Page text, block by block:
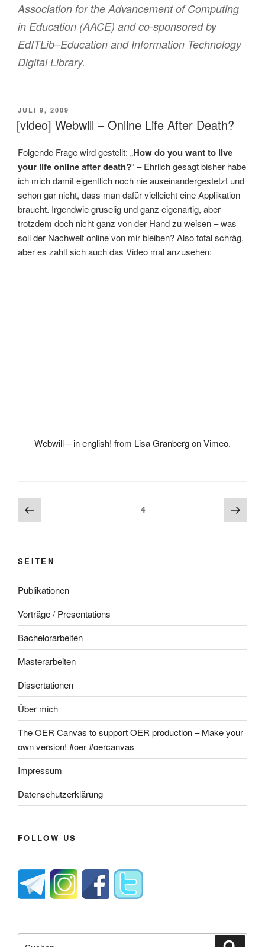
Association for the Advancement of Computing
in Education (AACE) and co-sponsored by
EdITLib–Education and Information Technology
Digital Library.
VERÖFFENTLICHT
AM
JULI 9, 2009
[video] Webwill – Online Life After Death?
Folgende Frage wird gestellt: „How do you want to live
your life online after death?“ – Ehrlich gesagt bisher habe
ich mich damit eigentlich noch nie auseinandergestetzt und
schon gar nicht, dass man dafür vielleicht eine Applikation
braucht. Irgendwie gruselig und ganz eigenartig, aber
trotzdem doch nicht ganz von der Hand zu weisen – was
soll der Nachwelt online von mir bleiben? Also total schräg,
aber es zahlt sich auch das Video mal anzusehen:
Webwill – in english! from Lisa GranbergonVimeo.
Beitragsnavigation
Vorherige
Seite
Seite4
Seite
SEITEN
Publikationen
Vorträge / Presentations
Bachelorarbeiten
Masterarbeiten
Dissertationen
Über mich
The OER Canvas to support OER production – Make your
own version! #oer #oercanvas
Impressum
Datenschutzerklärung
FOLLOW US